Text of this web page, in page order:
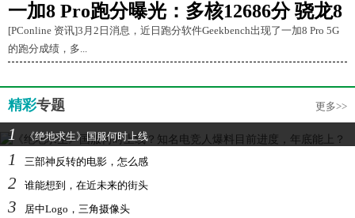
一加8 Pro跑分曝光：多核12686分 骁龙8
[PConline 资讯]3月2日消息，近日跑分软件Geekbench出现了一加8 Pro 5G
的跑分成绩，多...
精彩专题 更多>>
1 《绝地求生》国服何时上线
1 三部神反转的电影，怎么感
2 谁能想到，在近未来的街头
3 居中Logo，三角摄像头